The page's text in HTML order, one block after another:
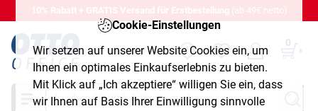
Cookie-Einstellungen
Wir setzen auf unserer Website Cookies ein, um
Ihnen ein optimales Einkaufserlebnis zu bieten.
Mit Klick auf „Ich akzeptiere“ willigen Sie ein, dass
wir Ihnen auf Basis Ihrer Einwilligung sinnvolle
10% Rabatt + GRATIS Versand für Erstbestellung (ab 49€ netto)
0
Suche